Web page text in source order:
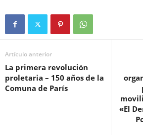
Artículo anterior
La primera revolución
proletaria – 150 años de la
Comuna de París
«El